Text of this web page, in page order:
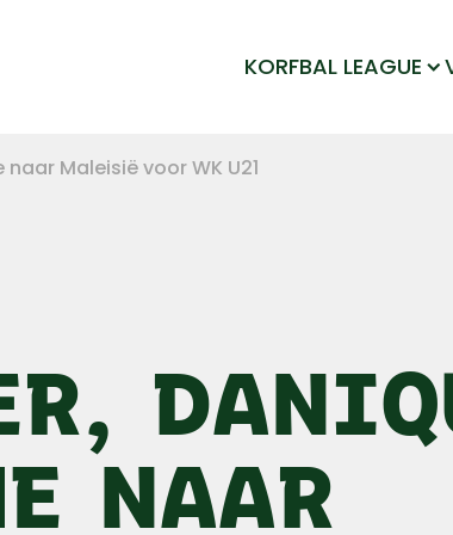
KORFBAL LEAGUE
Maleisië voor WK U21
NAAR